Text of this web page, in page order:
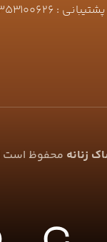
:
زنانه محفوظ است